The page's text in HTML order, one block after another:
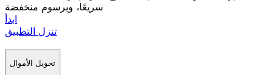
سريعًا، وبرسوم منخفضة
ابدأ
تنزل التطبيق
تحويل الأموال